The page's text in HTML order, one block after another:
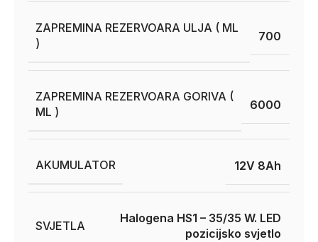
ZAPREMINA REZERVOARA ULJA ( ML
)
700
ZAPREMINA REZERVOARA GORIVA (
ML )
6000
AKUMULATOR 12V 8Ah
SVJETLA
Halogena HS1 – 35/35 W. LED
pozicijsko svjetlo